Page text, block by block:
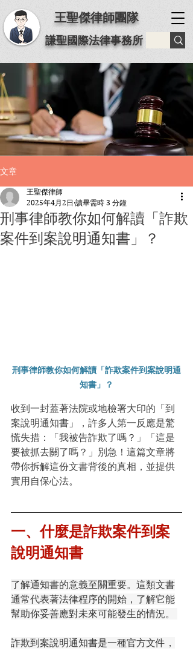
王聖傑律師團隊
謙聖國際法律事務所
文章
刑事律師教你如何解讀「詐欺
案件到案說明通知書」？
王聖傑律師
2025年4月2日 讀畢需時 3 分鐘
刑事律師教你如何解讀「詐欺案件到案說明通
知書」？
收到一封蓋著法院或地檢署大印的「到
案說明通知書」，許多人第一反應是驚
慌失措：「我被告詐欺了嗎？」「這是
要被抓去關了嗎？」別急！這篇文章將
帶你拆解這份文書背後的真相，並提供
實用自保心法。
一、什麼是詐欺案件到案
說明通知書
了解通知書的意義至關重要。這類文書
通常代表著法律程序的開始，了解它能
幫助你妥善應對未來可能發生的情況。
詐欺到案說明通知書是一種官方文件，